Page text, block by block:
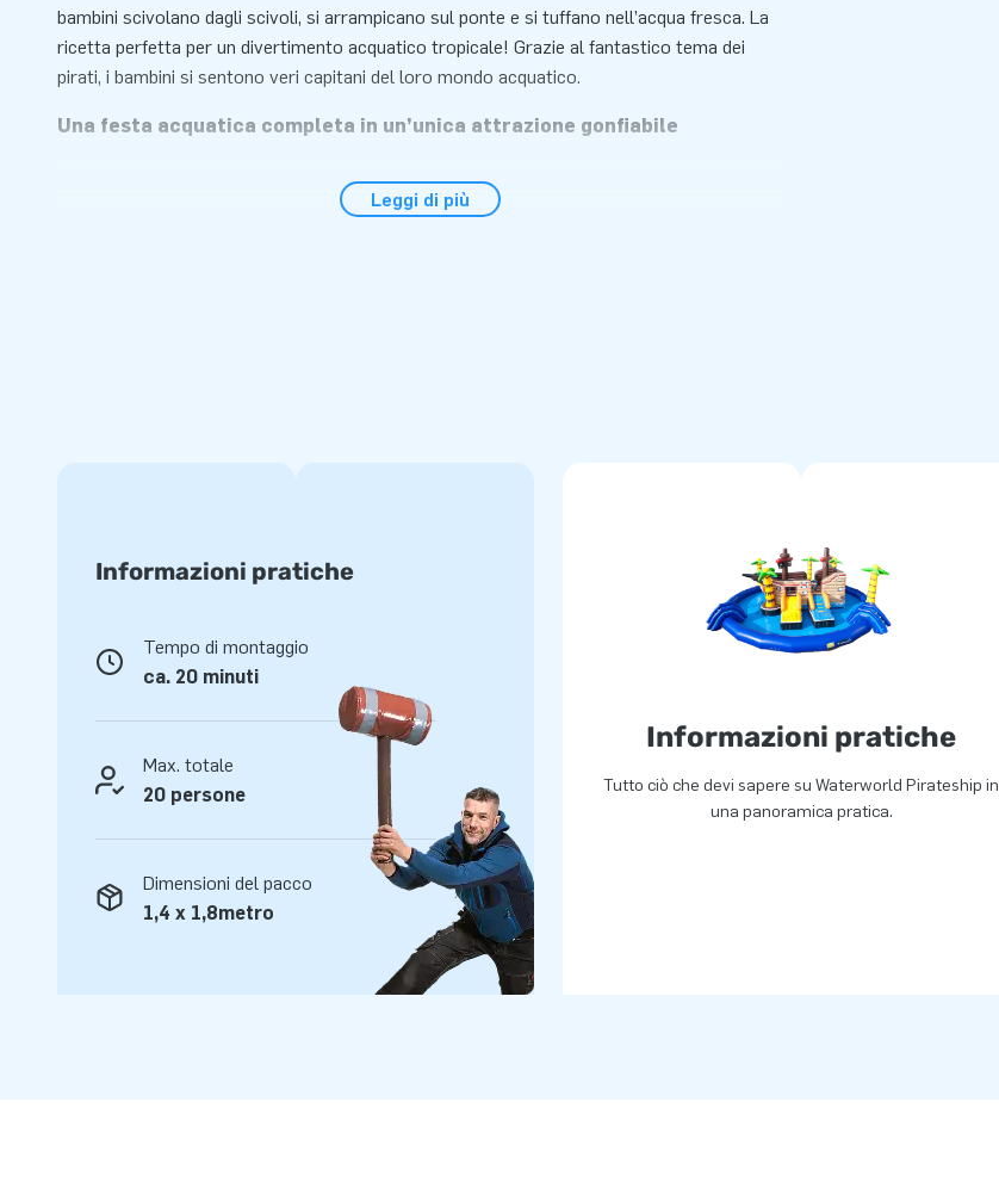
bambini scivolano dagli scivoli, si arrampicano sul ponte e si tuffano nell’acqua fresca. La
ricetta perfetta per un divertimento acquatico tropicale! Grazie al fantastico tema dei
pirati, i bambini si sentono veri capitani del loro mondo acquatico.
Una festa acquatica completa in un’unica attrazione gonfiabile
struttura pratica ed ordinata. Ideale per le giornate calde, i festivals per bambini, le feste
Leggi di più
Informazioni pratiche
Tempo di montaggio
ca. 20 minuti
Max. totale
20 persone
Dimensioni del pacco
1,4 x 1,8metro
Informazioni pratiche
Tutto ciò che devi sapere su Waterworld Pirateship in
una panoramica pratica.